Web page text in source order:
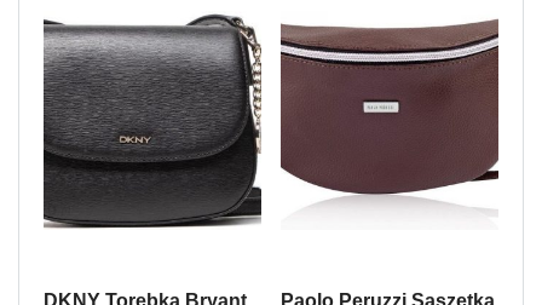
DKNY Torebka Bryant
Paolo Peruzzi Saszetka